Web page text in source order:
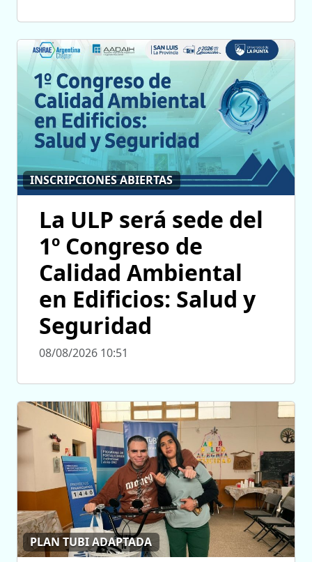
INSCRIPCIONES ABIERTAS
La ULP será sede del
1º Congreso de
Calidad Ambiental
en Edificios: Salud y
Seguridad
08/08/2026 10:51
PLAN TUBI ADAPTADA